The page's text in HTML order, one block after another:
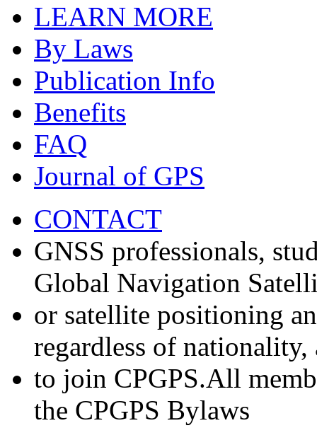
LEARN MORE
By Laws
Publication Info
Benefits
FAQ
Journal of GPS
CONTACT
GNSS professionals,
Global Navigation
or satellite positioning
regardless of nationality,
to join CPGPS.All
the CPGPS Bylaws